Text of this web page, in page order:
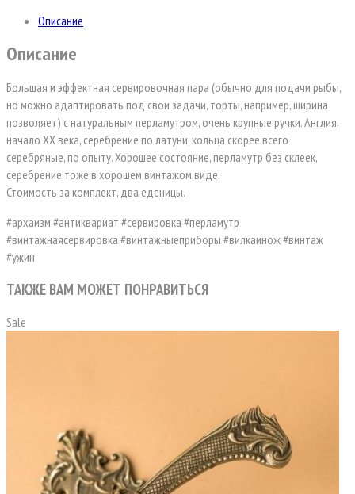
Описание
Описание
Большая и эффектная сервировочная пара (обычно для подачи рыбы,
но можно адаптировать под свои задачи, торты, например, ширина
позволяет) с натуральным перламутром, очень крупные ручки. Англия,
начало ХХ века, серебрение по латуни, кольца скорее всего
серебряные, по опыту. Хорошее состояние, перламутр без склеек,
серебрение тоже в хорошем винтажом виде.
Стоимость за комплект, два еденицы.
#архаизм #антиквариат #сервировка #перламутр
#винтажнаясервировка #винтажныеприборы #вилкаинож #винтаж
#ужин
ТАКЖЕ ВАМ МОЖЕТ ПОНРАВИТЬСЯ
Sale